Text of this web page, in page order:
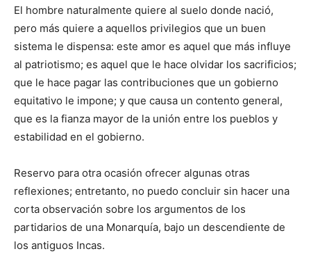
El hombre naturalmente quiere al suelo donde nació,
pero más quiere a aquellos privilegios que un buen
sistema le dispensa: este amor es aquel que más influye
al patriotismo; es aquel que le hace olvidar los sacrificios;
que le hace pagar las contribuciones que un gobierno
equitativo le impone; y que causa un contento general,
que es la fianza mayor de la unión entre los pueblos y
estabilidad en el gobierno.
Reservo para otra ocasión ofrecer algunas otras
reflexiones; entretanto, no puedo concluir sin hacer una
corta observación sobre los argumentos de los
partidarios de una Monarquía, bajo un descendiente de
los antiguos Incas.